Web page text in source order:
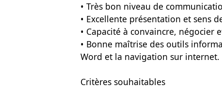
• Très bon niveau de
• Excellente présentation et sens
• Capacité à convaincre, négocier
• Bonne maîtrise des outils
Word et la navigation sur internet.
Critères souhaitables